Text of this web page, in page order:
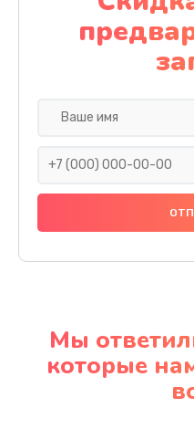
Мы
которые